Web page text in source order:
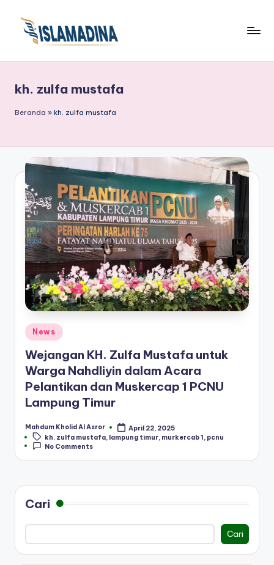
kh. zulfa mustafa
Beranda » kh. zulfa mustafa
Posted
in
News
Wejangan KH. Zulfa Mustafa untuk
Warga Nahdliyin dalam Acara
Pelantikan dan Muskercap 1 PCNU
Lampung Timur
Posted
by
Mahdum Kholid Al Asror
April 22, 2025
Tags:kh. zulfa mustafa, lampung timur, murkercab 1, pcnu
No Comments
Cari
Cari